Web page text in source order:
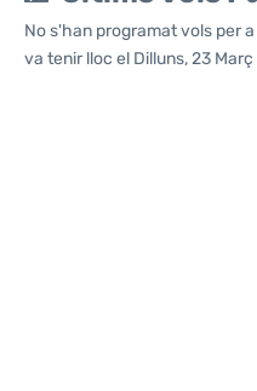
No s'han programat vols per
va tenir lloc el Dilluns, 23